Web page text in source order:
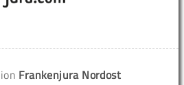
Frankenjura Nordost